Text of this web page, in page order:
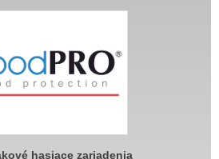
hasiace zariadenia